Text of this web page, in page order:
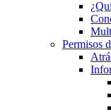
Permisos